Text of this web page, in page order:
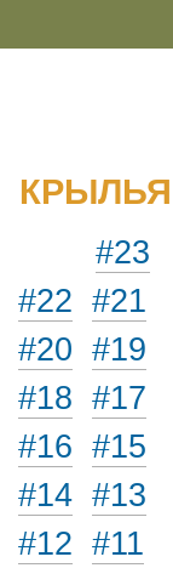
#23
#22 #21
#20 #19
#18 #17
#16 #15
#14 #13
#12 #11